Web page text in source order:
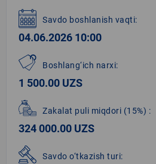
Savdo boshlanish vaqti:
04.06.2026 10:00
Boshlang‘ich narxi:
1 500.00 UZS
Zakalat puli miqdori (15%) :
324 000.00 UZS
Savdo o‘tkazish turi: